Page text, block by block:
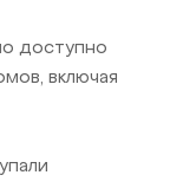
доступно
включая